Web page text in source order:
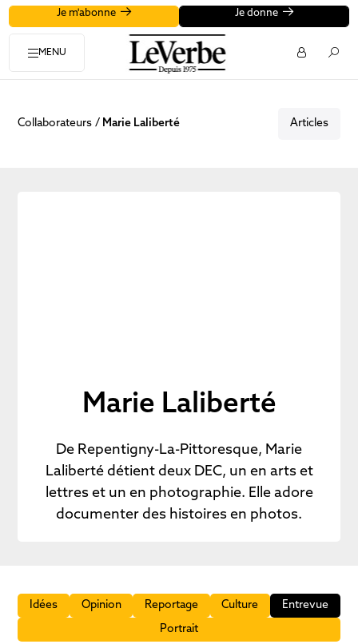
Je m'abonne Je donne
MENU
Collaborateurs Marie Laliberté Articles
Marie Laliberté
De Repentigny-La-Pittoresque, Marie
Laliberté détient deux DEC, un en arts et
lettres et un en photographie. Elle adore
documenter des histoires en photos.
Idées Opinion Reportage Culture
Entrevue
Portrait